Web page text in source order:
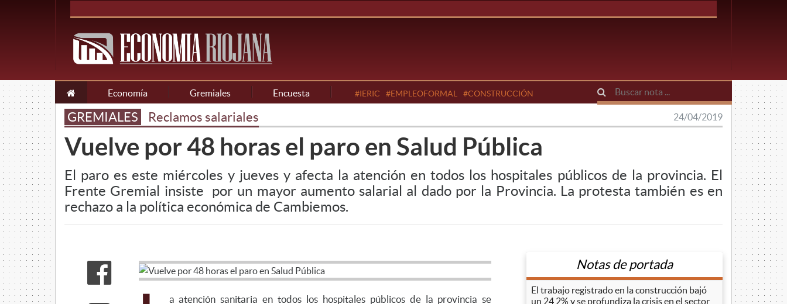
Economía Gremiales Encuesta #IERIC #EMPLEOFORMAL #CONSTRUCCIÓN
GREMIALES Reclamos salariales 24/04/2019
Vuelve por 48 horas el paro en Salud Pública
El paro es este miércoles y jueves y afecta la atención en todos los hospitales públicos de la provincia. El
Frente Gremial insiste por un mayor aumento salarial al dado por la Provincia. La protesta también es en
rechazo a la política económica de Cambiemos.
a atención sanitaria en todos los hospitales públicos de la provincia se
Notas de portada
El trabajo registrado en la construcción bajó
un 24,2% y se profundiza la crisis en el sector